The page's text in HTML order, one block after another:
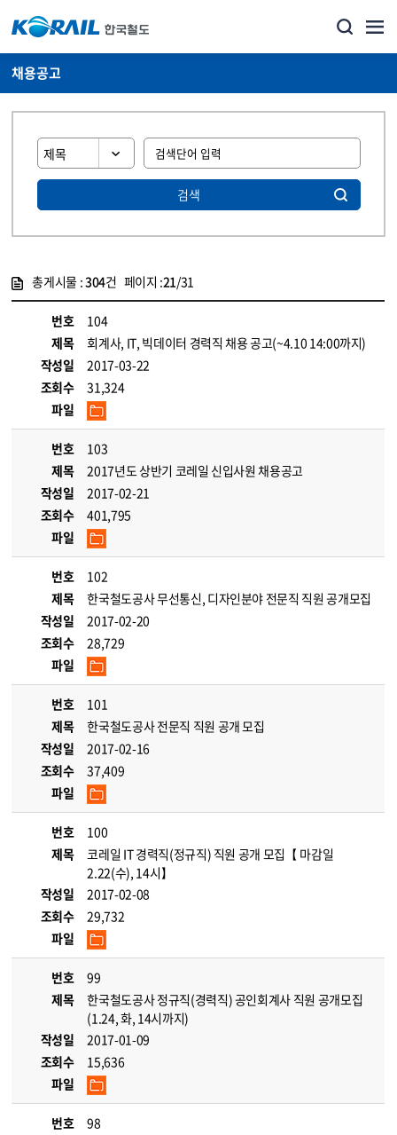
채용공고
검색
총게시물 :304건 페이지 :21/31
번호
104
제목
회계사, IT, 빅데이터 경력직 채용 공고(~4.10 14:00까지)
작성일
2017-03-22
조회수
31,324
파일
번호
103
제목
2017년도 상반기 코레일 신입사원 채용공고
작성일
2017-02-21
조회수
401,795
파일
번호
102
제목
한국철도공사 무선통신, 디자인분야 전문직 직원 공개모집
작성일
2017-02-20
조회수
28,729
파일
번호
101
제목
한국철도공사 전문직 직원 공개 모집
작성일
2017-02-16
조회수
37,409
파일
번호
100
제목
코레일 IT 경력직(정규직) 직원 공개 모집【 마감일
2.22(수), 14시】
작성일
2017-02-08
조회수
29,732
파일
번호
99
제목
한국철도공사 정규직(경력직) 공인회계사 직원 공개모집
(1.24, 화, 14시까지)
작성일
2017-01-09
조회수
15,636
파일
번호
98